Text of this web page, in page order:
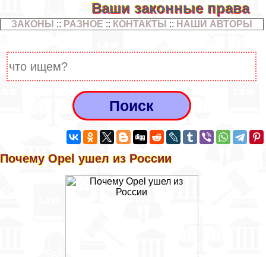
Ваши законные права
ЗАКОНЫ :: РАЗНОЕ :: КОНТАКТЫ :: НАШИ АВТОРЫ
Почему Opel ушел из России